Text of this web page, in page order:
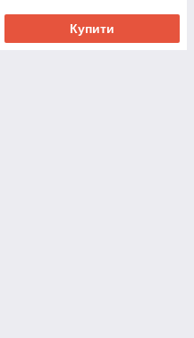
Купити